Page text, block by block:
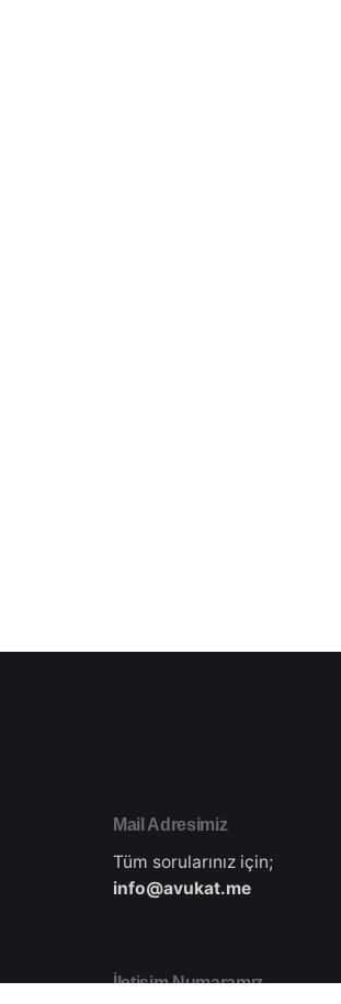
Mail Adresimiz
Tüm sorularınız için;
info@avukat.me
İletişim Numaramız